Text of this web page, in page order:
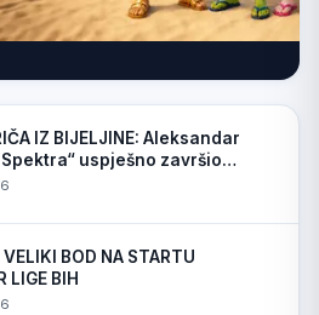
IZ BIJELJINE: Aleksandar
uspješno završio
za antistres masažu
VELIKI BOD NA STARTU
LIGE BIH